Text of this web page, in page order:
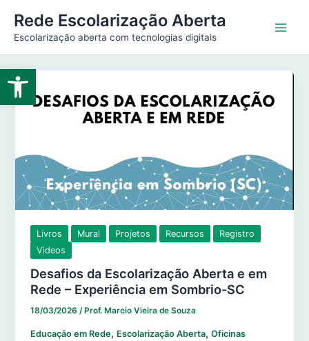
Abrir a barra de ferramentas
para
conteúdo
Rede Escolarização Aberta
Escolarização aberta com tecnologias digitais
Livros Mural Projetos Recursos
Registro
Videos
Desafios da Escolarização Aberta e em
Rede – Experiência em Sombrio-SC
18/03/2026/ Prof. Marcio Vieira de Souza
Educação em Rede, Escolarização Aberta,Oficinas